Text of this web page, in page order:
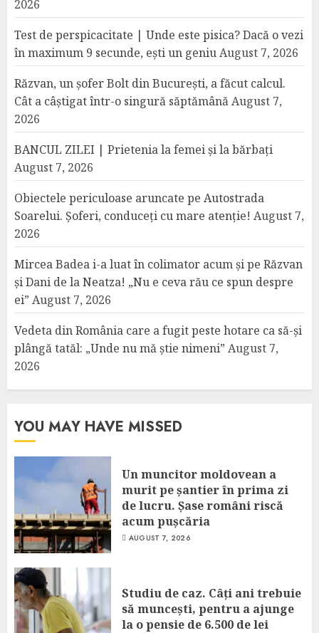
2026
Test de perspicacitate | Unde este pisica? Dacă o vezi
în maximum 9 secunde, ești un geniuAugust 7, 2026
Răzvan, un șofer Bolt din București, a făcut calcul.
Cât a câștigat într-o singură săptămânăAugust 7,
2026
BANCUL ZILEI | Prietenia la femei și la bărbați
August 7, 2026
Obiectele periculoase aruncate pe Autostrada
Soarelui. Șoferi, conduceți cu mare atenție! August 7,
2026
Mircea Badea i-a luat în colimator acum și pe Răzvan
și Dani de la Neatza! „Nu e ceva rău ce spun despre
ei” August 7, 2026
Vedeta din România care a fugit peste hotare ca să-și
plângă tatăl: „Unde nu mă știe nimeni” August 7,
2026
YOU MAY HAVE MISSED
Un muncitor moldovean a
murit pe șantier în prima zi
de lucru. Șase români riscă
acum pușcăria
AUGUST 7, 2026
Studiu de caz. Câți ani trebuie
să muncești, pentru a ajunge
la o pensie de 6.500 de lei